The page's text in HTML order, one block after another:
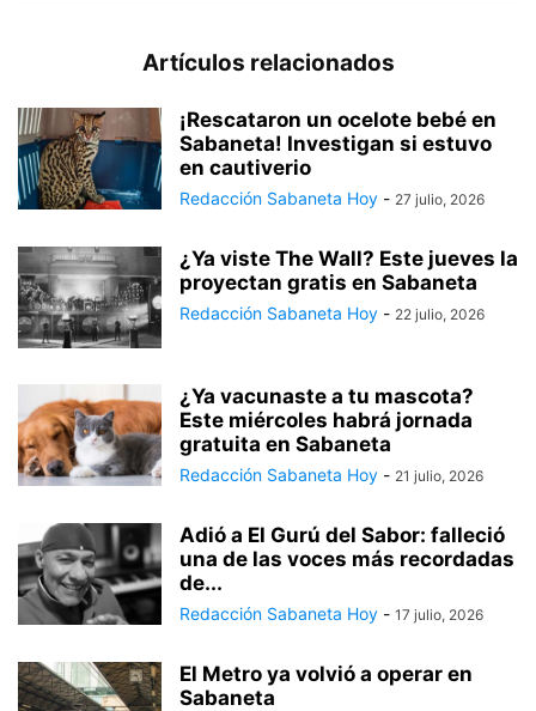
Artículos relacionados
¡Rescataron un ocelote bebé en
Sabaneta! Investigan si estuvo
en cautiverio
Redacción Sabaneta Hoy - 27 julio, 2026
¿Ya viste The Wall? Este jueves la
proyectan gratis en Sabaneta
Redacción Sabaneta Hoy - 22 julio, 2026
¿Ya vacunaste a tu mascota?
Este miércoles habrá jornada
gratuita en Sabaneta
Redacción Sabaneta Hoy - 21 julio, 2026
Adió a El Gurú del Sabor: falleció
una de las voces más recordadas
de...
Redacción Sabaneta Hoy - 17 julio, 2026
El Metro ya volvió a operar en
Sabaneta